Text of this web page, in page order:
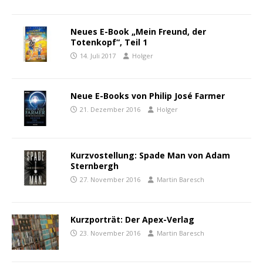
Neues E-Book „Mein Freund, der
Totenkopf“, Teil 1
14. Juli 2017 Holger
Neue E-Books von Philip José Farmer
21. Dezember 2016 Holger
Kurzvostellung: Spade Man von Adam
Sternbergh
27. November 2016 Martin Baresch
Kurzporträt: Der Apex-Verlag
23. November 2016 Martin Baresch